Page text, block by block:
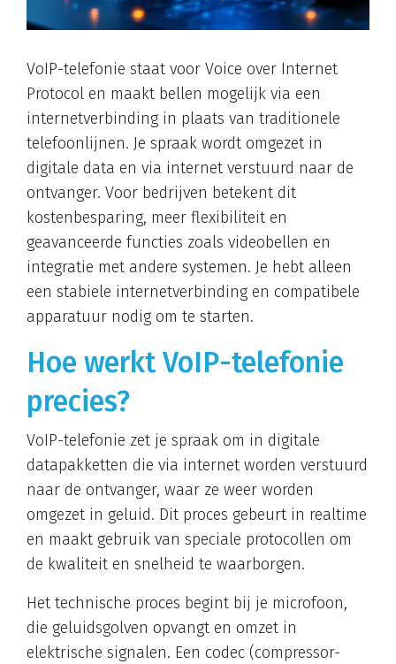
VoIP-telefonie staat voor Voice over Internet
Protocol en maakt bellen mogelijk via een
internetverbinding in plaats van traditionele
telefoonlijnen. Je spraak wordt omgezet in
digitale data en via internet verstuurd naar de
ontvanger. Voor bedrijven betekent dit
kostenbesparing, meer flexibiliteit en
geavanceerde functies zoals videobellen en
integratie met andere systemen. Je hebt alleen
een stabiele internetverbinding en compatibele
apparatuur nodig om te starten.
Hoe werkt VoIP-telefonie
precies?
VoIP-telefonie zet je spraak om in digitale
datapakketten die via internet worden verstuurd
naar de ontvanger, waar ze weer worden
omgezet in geluid. Dit proces gebeurt in realtime
en maakt gebruik van speciale protocollen om
de kwaliteit en snelheid te waarborgen.
Het technische proces begint bij je microfoon,
die geluidsgolven opvangt en omzet in
elektrische signalen. Een codec (compressor-